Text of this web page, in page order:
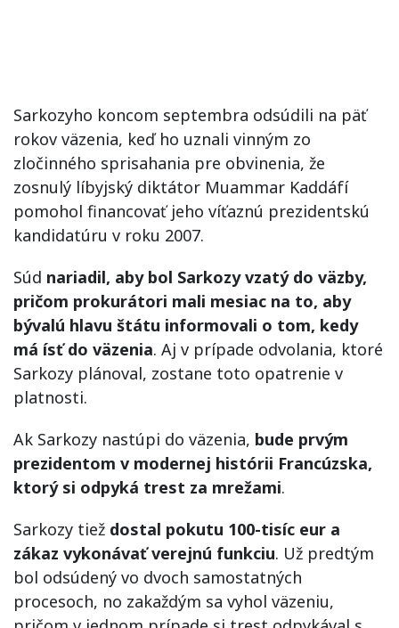
Sarkozyho koncom septembra odsúdili na päť
rokov väzenia, keď ho uznali vinným zo
zločinného sprisahania pre obvinenia, že
zosnulý líbyjský diktátor Muammar Kaddáfí
pomohol financovať jeho víťaznú prezidentskú
kandidatúru v roku 2007.
Súd nariadil, aby bol Sarkozy vzatý do väzby,
pričom prokurátori mali mesiac na to, aby
bývalú hlavu štátu informovali o tom, kedy
má ísť do väzenia. Aj v prípade odvolania, ktoré
Sarkozy plánoval, zostane toto opatrenie v
platnosti.
Ak Sarkozy nastúpi do väzenia, bude prvým
prezidentom v modernej histórii Francúzska,
ktorý si odpyká trest za mrežami.
Sarkozy tiež dostal pokutu 100-tisíc eur a
zákaz vykonávať verejnú funkciu. Už predtým
bol odsúdený vo dvoch samostatných
procesoch, no zakaždým sa vyhol väzeniu,